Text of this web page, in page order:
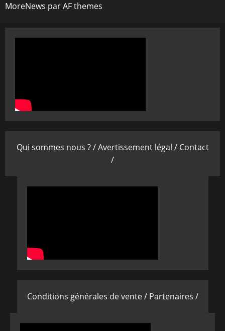
MoreNews par AF themes
Qui sommes nous ? /Avertissement légal / Contact
/
Conditions générales de vente / Partenaires /